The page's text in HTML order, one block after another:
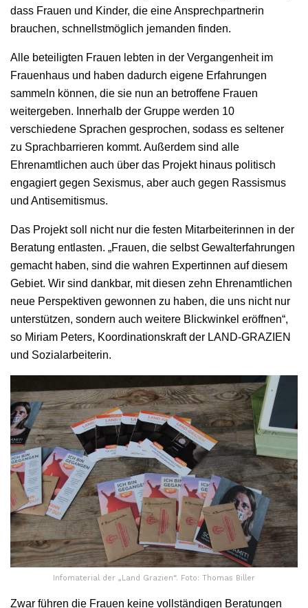
dass Frauen und Kinder, die eine Ansprechpartnerin
brauchen, schnellstmöglich jemanden finden.
Alle beteiligten Frauen lebten in der Vergangenheit im
Frauenhaus und haben dadurch eigene Erfahrungen
sammeln können, die sie nun an betroffene Frauen
weitergeben. Innerhalb der Gruppe werden 10
verschiedene Sprachen gesprochen, sodass es seltener
zu Sprachbarrieren kommt. Außerdem sind alle
Ehrenamtlichen auch über das Projekt hinaus politisch
engagiert gegen Sexismus, aber auch gegen Rassismus
und Antisemitismus.
Das Projekt soll nicht nur die festen Mitarbeiterinnen in der
Beratung entlasten. „Frauen, die selbst Gewalterfahrungen
gemacht haben, sind die wahren Expertinnen auf diesem
Gebiet. Wir sind dankbar, mit diesen zehn Ehrenamtlichen
neue Perspektiven gewonnen zu haben, die uns nicht nur
unterstützen, sondern auch weitere Blickwinkel eröffnen“,
so Miriam Peters, Koordinationskraft der LAND-GRAZIEN
und Sozialarbeiterin.
Infomaterial der „Land Grazien“. Foto: Thomas Biller
Zwar führen die Frauen keine vollständigen Beratungen